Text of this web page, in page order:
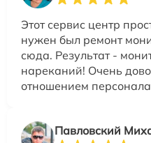
Этот сервис центр
нужен был ремонт
сюда. Результат -
нареканий! Очень
отношением
Павловский